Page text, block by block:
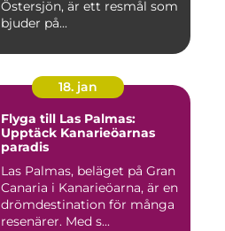
Östersjön, är ett resmål som
bjuder på...
18. jan
Flyga till Las Palmas:
Upptäck Kanarieöarnas
paradis
Las Palmas, beläget på Gran
Canaria i Kanarieöarna, är en
drömdestination för många
resenärer. Med s...